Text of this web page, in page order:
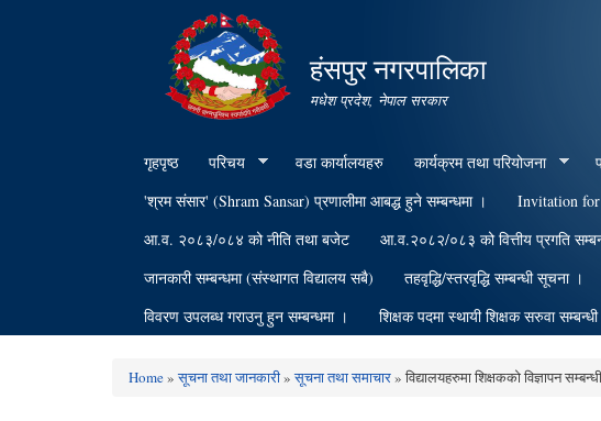
हंसपुर नगरपालिका
मधेश प्रदेश, नेपाल सरकार
गृहपृष्ठ परिचय वडा कार्यालयहरु कार्यक्रम तथा परियोजना
'श्रम संसार' (Shram Sansar) प्रणालीमा आबद्ध हुने सम्बन्धमा ।
Invitation
आ.व. २०८३/०८४ को नीति तथा बजेट
आ.व.२०८२/०८३ को वित्तीय प्रगति
जानकारी सम्बन्धमा (संस्थागत विद्यालय सबै)
तहवृद्धि/स्तरवृद्धि सम्बन्धी सूचना ।
विवरण उपलब्ध गराउनु हुन सम्बन्धमा ।
शिक्षक पदमा स्थायी शिक्षक सरुवा
You are here
Home»सूचना तथा जानकारी»सूचना तथा समाचार» विद्यालयहरुमा शिक्षकको विज्ञापन